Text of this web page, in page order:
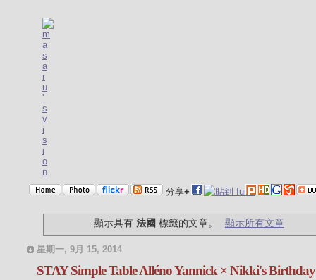
分享+
顯示具有法國 標籤的文章。 顯示所有文章
星期一, 9月 15, 2014
STAY Simple Table Alléno Yannick × Nikki's